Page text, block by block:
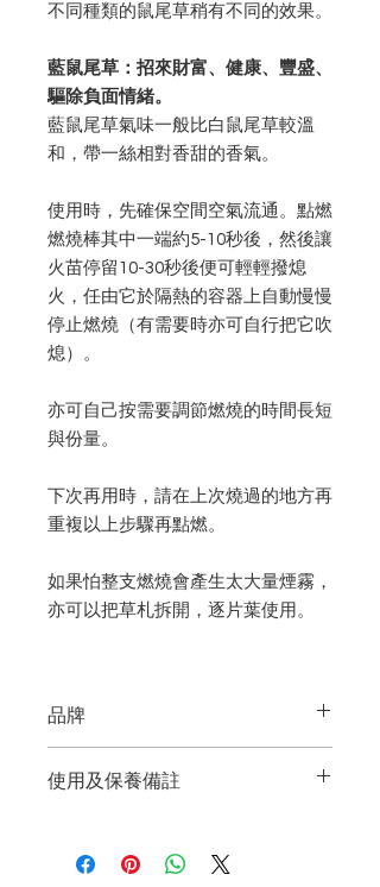
不同種類的鼠尾草稍有不同的效果。
藍鼠尾草：招來財富、健康、豐盛、
驅除負面情緒。
藍鼠尾草氣味一般比白鼠尾草較溫
和，帶一絲相對香甜的香氣。
使用時，先確保空間空氣流通。點燃
燃燒棒其中一端約5-10秒後，然後讓
火苗停留10-30秒後便可輕輕撥熄
火，任由它於隔熱的容器上自動慢慢
停止燃燒（有需要時亦可自行把它吹
熄）。
亦可自己按需要調節燃燒的時間長短
與份量。
下次再用時，請在上次燒過的地方再
重複以上步驟再點燃。
如果怕整支燃燒會產生太大量煙霧，
亦可以把草札拆開，逐片葉使用。
品牌
品，在提供高質產品的同時，堅持使用
使用及保養備註
地方。